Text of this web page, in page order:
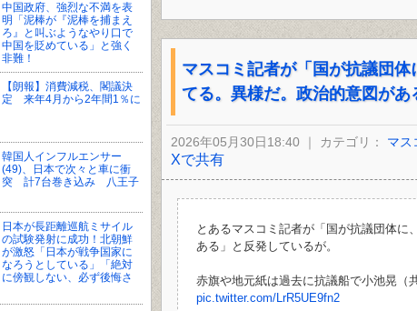
中国政府、強烈な不満を表
明「泥棒が『泥棒を捕まえ
ろ』と叫ぶようなやり口で
中国を貶めている」と強く
非難！
【朗報】消費減税、閣議決
定 来年4月から2年間1％に
韓国人インフルエンサー
(49)、日本で次々と車に衝
突 計7台巻き込み 八王子
日本が長距離巡航ミサイル
の試験発射に成功！北朝鮮
が激怒「日本が戦争国家に
なろうとしている」「絶対
に傍観しない、必ず後悔さ
マスコミ記者が「国が抗議団
てる。異様だ。政治的意図があ
2026年05月30日18:40 ｜ カテゴリ： マス
Xで共有
とあるマスコミ記者が「国が抗議団体
ある」と反発しているが。
赤旗や地元紙は過去に抗議船で小池晃
pic.twitter.com/LrR5UE9fn2